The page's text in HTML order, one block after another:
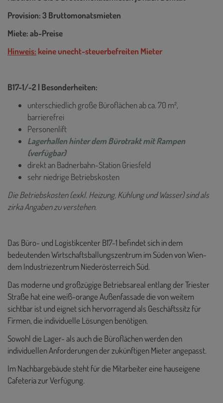
Provision: 3 Bruttomonatsmieten
Miete: ab-Preise
Hinweis: keine unecht-steuerbefreiten Mieter
B17-1/-2 | Besonderheiten:
unterschiedlich große Büroflächen ab ca. 70 m²,
barrierefrei
Personenlift
Lagerhallen hinter dem Bürotrakt mit Rampen
(verfügbar)
direkt an Badnerbahn-Station Griesfeld
sehr niedrige Betriebskosten
Die Betriebskosten (exkl. Heizung, Kühlung und Wasser) sind als
zirka Angaben zu verstehen.
Das Büro- und Logistikcenter B17-1 befindet sich in dem
bedeutenden Wirtschaftsballungszentrum im Süden von Wien-
dem Industriezentrum Niederösterreich Süd.
Das moderne und großzügige Betriebsareal entlang der Triester
Straße hat eine weiß-orange Außenfassade die von weitem
sichtbar ist und eignet sich hervorragend als Geschäftssitz für
Firmen, die individuelle Lösungen benötigen.
Sowohl die Lager- als auch die Büroflächen werden den
individuellen Anforderungen der zukünftigen Mieter angepasst.
Im Nachbargebäude steht für die Mitarbeiter eine hauseigene
Cafeteria zur Verfügung.